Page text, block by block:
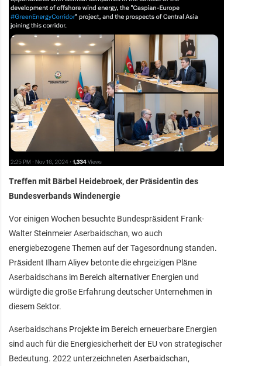
Treffen mit Bärbel Heidebroek, der Präsidentin des
Bundesverbands Windenergie
Vor einigen Wochen besuchte Bundespräsident Frank-
Walter Steinmeier Aserbaidschan, wo auch
energiebezogene Themen auf der Tagesordnung standen.
Präsident Ilham Aliyev betonte die ehrgeizigen Pläne
Aserbaidschans im Bereich alternativer Energien und
würdigte die große Erfahrung deutscher Unternehmen in
diesem Sektor.
Aserbaidschans Projekte im Bereich erneuerbare Energien
sind auch für die Energiesicherheit der EU von strategischer
Bedeutung. 2022 unterzeichneten Aserbaidschan,